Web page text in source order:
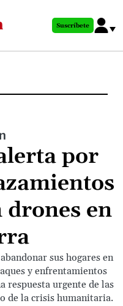
Suscríbete
por
drones en
sus hogares en
y enfrentamientos
respuesta urgente de las
de la crisis humanitaria.